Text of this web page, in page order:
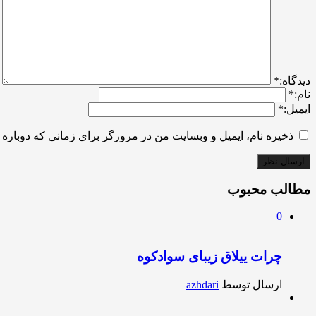
ديدگاه:*
نام:*
ایمیل:*
ذخیره نام، ایمیل و وبسایت من در مرورگر برای زمانی که
مطالب محبوب
0
چرات ییلاق زیبای سوادکوه
ارسال توسط azhdari